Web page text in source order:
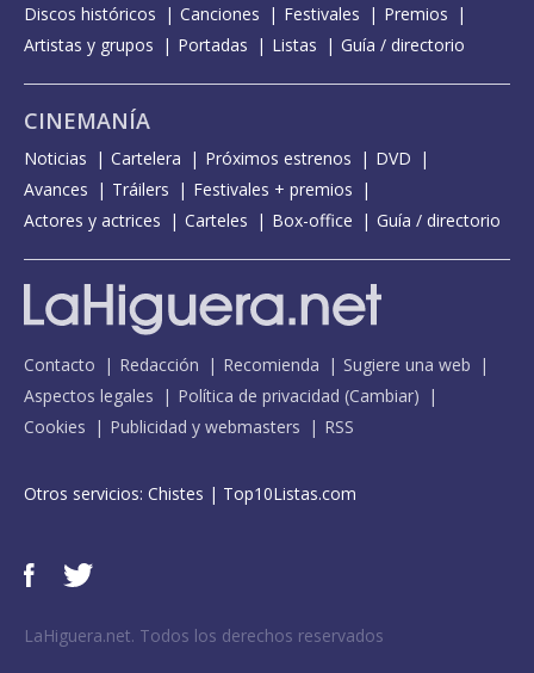
Discos históricos
Canciones Festivales
Premios
Artistas y grupos
Portadas Listas Guía / directorio
CINEMANÍA
Noticias Cartelera Próximos estrenos
DVD
Avances
Tráilers
Festivales + premios
Actores y actrices
Carteles Box-office Guía / directorio
Contacto Redacción Recomienda
Sugiere una web
Aspectos legales
Política de privacidad (Cambiar)
Cookies
Publicidad y webmasters RSS
Otros servicios: Chistes | Top10Listas.com
LaHiguera.net. Todos los derechos reservados